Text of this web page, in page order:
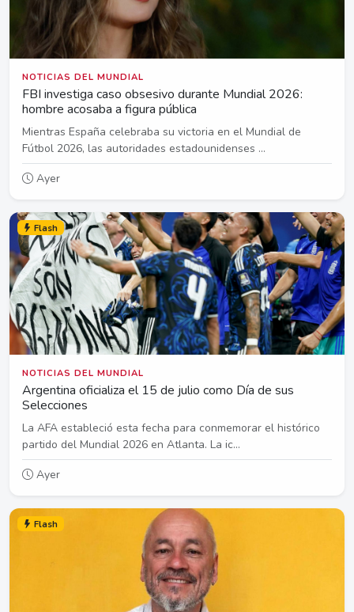
NOTICIAS DEL MUNDIAL
FBI investiga caso obsesivo durante Mundial 2026:
hombre acosaba a figura pública
Mientras España celebraba su victoria en el Mundial de
Fútbol 2026, las autoridades estadounidenses ...
Ayer
Flash
NOTICIAS DEL MUNDIAL
Argentina oficializa el 15 de julio como Día de sus
Selecciones
La AFA estableció esta fecha para conmemorar el histórico
partido del Mundial 2026 en Atlanta. La ic...
Ayer
Flash